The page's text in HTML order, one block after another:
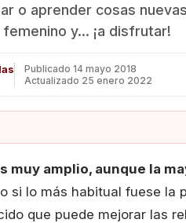
o aprender cosas
y... ¡a disfrutar!
Publicado 14 mayo 2018
Actualizado 25 enero 2022
muy amplio, aunque la
si lo más habitual fuese
que puede mejorar las